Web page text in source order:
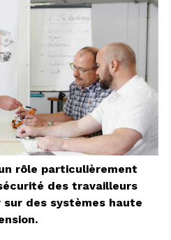
rôle particulièrement
des travailleurs
des systèmes haute